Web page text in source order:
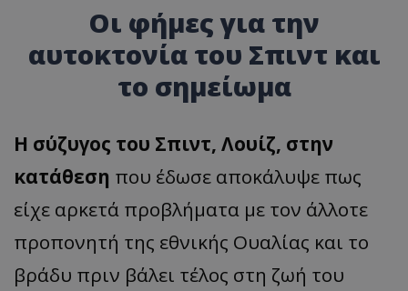
Οι φήμες για την
αυτοκτονία του Σπιντ και
το σημείωμα
Η σύζυγος του Σπιντ, Λουίζ, στην
κατάθεση που έδωσε αποκάλυψε πως
είχε αρκετά προβλήματα με τον άλλοτε
προπονητή της εθνικής Ουαλίας και το
βράδυ πριν βάλει τέλος στη ζωή του